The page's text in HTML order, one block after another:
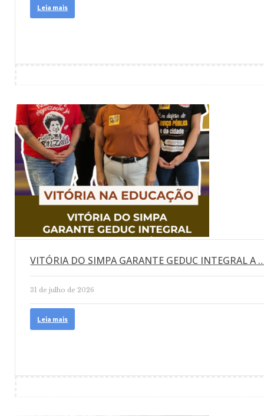
Leia mais
VITÓRIA DO SIMPA GARANTE GEDUC INTEGRAL A
31 de julho de 2026
Leia mais